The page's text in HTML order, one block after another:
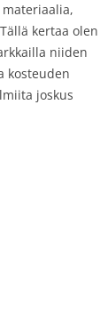
kertaa olen
niiden
kosteuden
joskus